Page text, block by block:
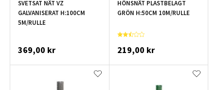
SVETSAT NÄT VZ
GALVANISERAT H:100CM
5M/RULLE
369,00 kr
HÖNSNÄT PLASTBELAGT
GRÖN H:50CM 10M/RULLE
219,00 kr